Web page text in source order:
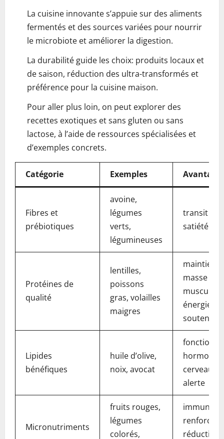
La cuisine innovante s’appuie sur des aliments
fermentés et des sources variées pour nourrir
le microbiote et améliorer la digestion.
La durabilité guide les choix: produits locaux et
de saison, réduction des ultra-transformés et
préférence pour la cuisine maison.
Pour aller plus loin, on peut explorer des
recettes exotiques et sans gluten ou sans
lactose, à l’aide de ressources spécialisées et
d’exemples concrets.
Catégorie Exemples
Fibres et
prébiotiques
avoine,
légumes
verts,
légumineuses
transit
satiété
Protéines de
qualité
lentilles,
poissons
gras, volailles
maigres
maintien
masse
énergie
soutenue
Lipides
bénéfiques
huile d’olive,
noix, avocat
hormonal
cerveau en
alerte
Micronutriments
fruits rouges,
légumes
colorés,
immunité
renforcée
réduction